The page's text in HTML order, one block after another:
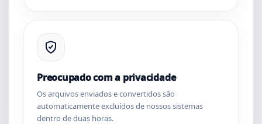
Preocupado com a privacidade
Os arquivos enviados e convertidos são
automaticamente excluídos de nossos sistemas
dentro de duas horas.